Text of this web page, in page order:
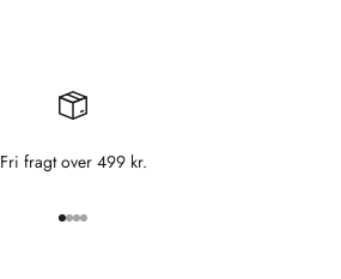
Fri fragt over 499 kr.
Gå til element 1
Gå til element 2
Gå til element 3
Gå til element 4